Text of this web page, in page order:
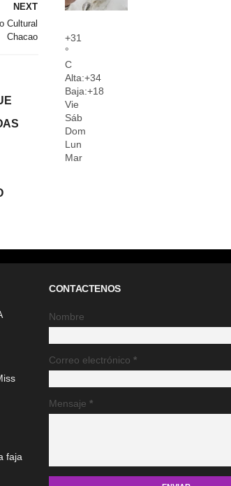
NEXT
Cultural
Chacao
+31
°
C
Alta:+34
Baja:+18
Vie
Sáb
Dom
Lun
Mar
faja
CONTACTENOS
Nombre
Correo electrónico*
Mensaje*